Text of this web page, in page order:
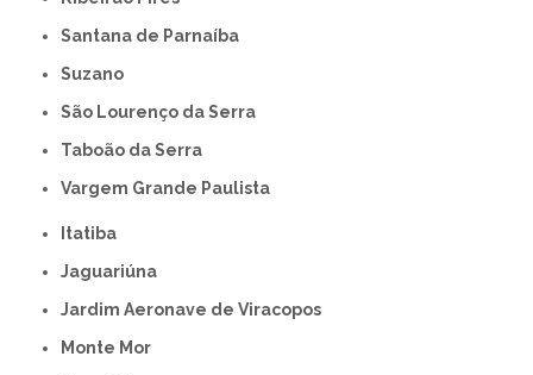
Santana de Parnaíba
Suzano
São Lourenço da Serra
Taboão da Serra
Vargem Grande Paulista
Itatiba
Jaguariúna
Jardim Aeronave de Viracopos
Monte Mor